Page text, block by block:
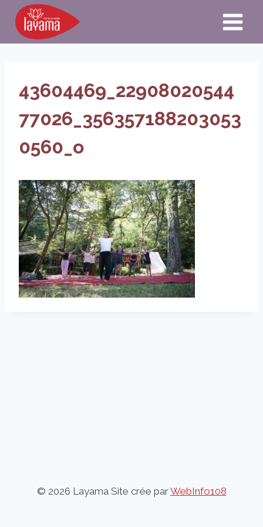
Aller
contenu
43604469_22908020544
77026_356357188203053
0560_o
© 2026 Layama Site crée parWebInfo108